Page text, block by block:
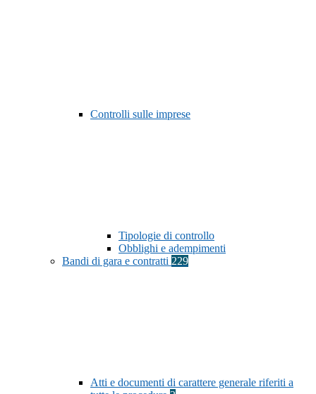
Controlli sulle imprese
Tipologie di controllo
Obblighi e adempimenti
Bandi di gara e contratti 229
Atti e documenti di carattere generale riferiti a